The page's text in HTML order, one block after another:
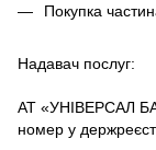
Покупка
Надавач послуг:
АТ «УНІВЕРСАЛ
номер у